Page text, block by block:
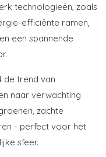
technologieën, zoals
efficiënte ramen,
een spannende
de trend van
naar verwachting
zachte
- perfect voor het
sfeer.